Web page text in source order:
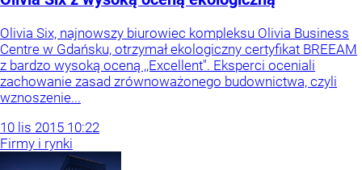
Olivia Six, najnowszy biurowiec kompleksu Olivia Business
Centre w Gdańsku, otrzymał ekologiczny certyfikat BREEAM
z bardzo wysoką oceną ,,Excellent". Eksperci oceniali
zachowanie zasad zrównoważonego budownictwa, czyli
wznoszenie...
10 lis 2015 10:22
Firmy i rynki